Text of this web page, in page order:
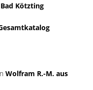
Kötzting
Wolfram R.-M. aus